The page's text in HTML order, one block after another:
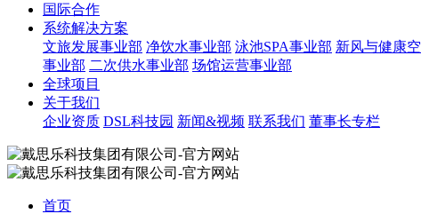
国际合作
系统解决方案
文旅发展事业部 净饮水事业部 泳池SPA事业部 新风与健康
事业部 二次供水事业部 场馆运营事业部
全球项目
关于我们
企业资质 DSL科技园 新闻&视频 联系我们 董事长专栏
首页